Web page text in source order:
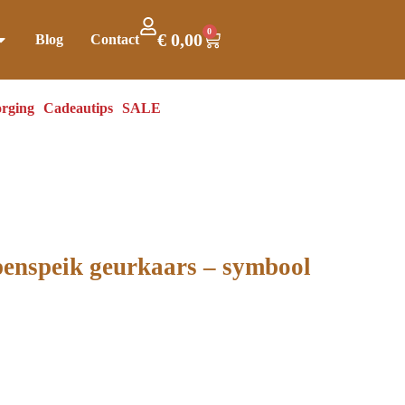
Blog Contact €0,00 0
Cadeautips SALE
geurkaars – symbool